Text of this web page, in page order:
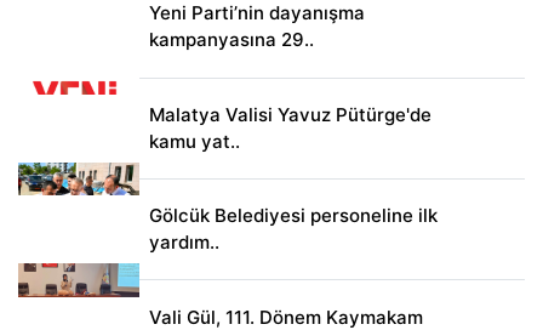
Yeni Parti’nin dayanışma
kampanyasına 29..
Malatya Valisi Yavuz Pütürge'de
kamu yat..
Gölcük Belediyesi personeline ilk
yardım..
Vali Gül, 111. Dönem Kaymakam